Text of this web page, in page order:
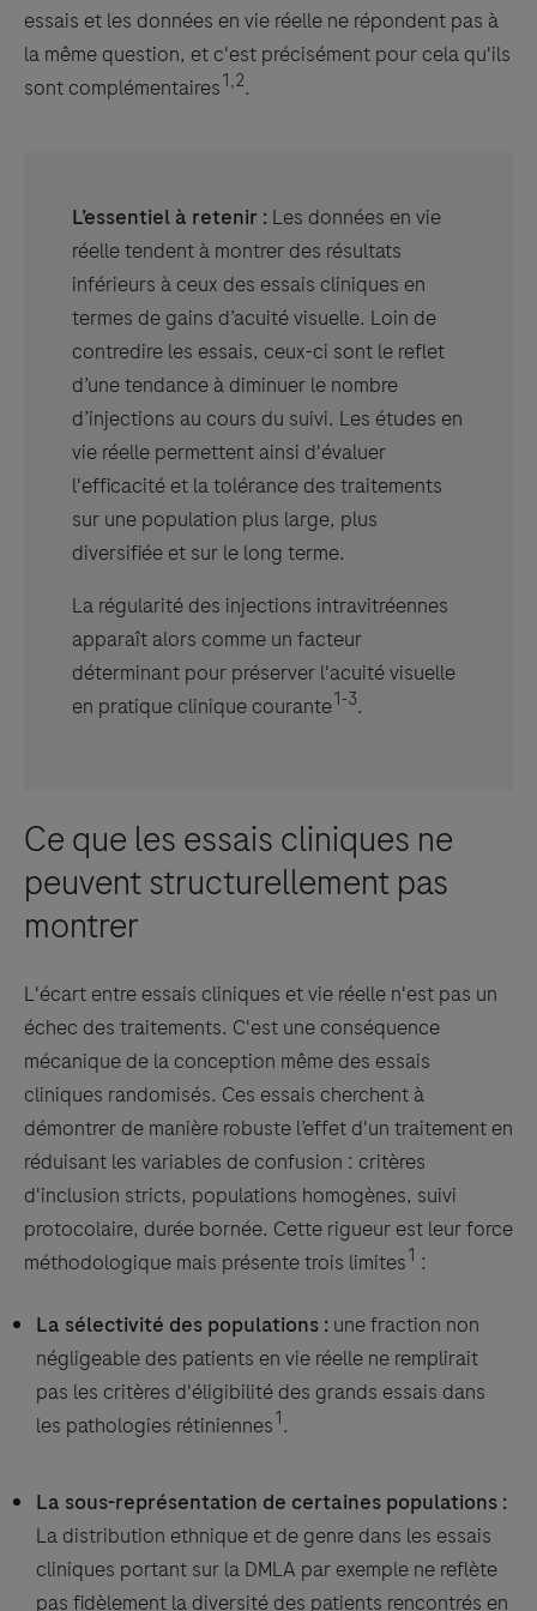
essais et les données en vie réelle ne répondent pas à
la même question, et c'est précisément pour cela qu'ils
sont complémentaires1,2.
L’essentiel à retenir : Les données en vie
réelle tendent à montrer des résultats
inférieurs à ceux des essais cliniques en
termes de gains d’acuité visuelle. Loin de
contredire les essais, ceux-ci sont le reflet
d’une tendance à diminuer le nombre
d’injections au cours du suivi. Les études en
vie réelle permettent ainsi d'évaluer
l'efficacité et la tolérance des traitements
sur une population plus large, plus
diversifiée et sur le long terme.
La régularité des injections intravitréennes
apparaît alors comme un facteur
déterminant pour préserver l'acuité visuelle
en pratique clinique courante1-3.
Ce que les essais cliniques ne
peuvent structurellement pas
montrer
L'écart entre essais cliniques et vie réelle n'est pas un
échec des traitements. C'est une conséquence
mécanique de la conception même des essais
cliniques randomisés. Ces essais cherchent à
démontrer de manière robuste l’effet d'un traitement en
réduisant les variables de confusion : critères
d'inclusion stricts, populations homogènes, suivi
protocolaire, durée bornée. Cette rigueur est leur force
méthodologique mais présente trois limites1 :
La sélectivité des populations : une fraction non
négligeable des patients en vie réelle ne remplirait
pas les critères d'éligibilité des grands essais dans
les pathologies rétiniennes1.
La sous-représentation de certaines populations :
La distribution ethnique et de genre dans les essais
cliniques portant sur la DMLA par exemple ne reflète
pas fidèlement la diversité des patients rencontrés en